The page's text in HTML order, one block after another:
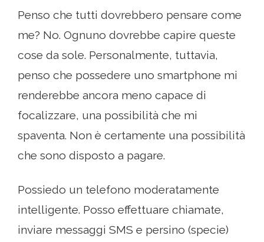
Penso che tutti dovrebbero pensare come
me? No. Ognuno dovrebbe capire queste
cose da sole. Personalmente, tuttavia,
penso che possedere uno smartphone mi
renderebbe ancora meno capace di
focalizzare, una possibilità che mi
spaventa. Non è certamente una possibilità
che sono disposto a pagare.
Possiedo un telefono moderatamente
intelligente. Posso effettuare chiamate,
inviare messaggi SMS e persino (specie)